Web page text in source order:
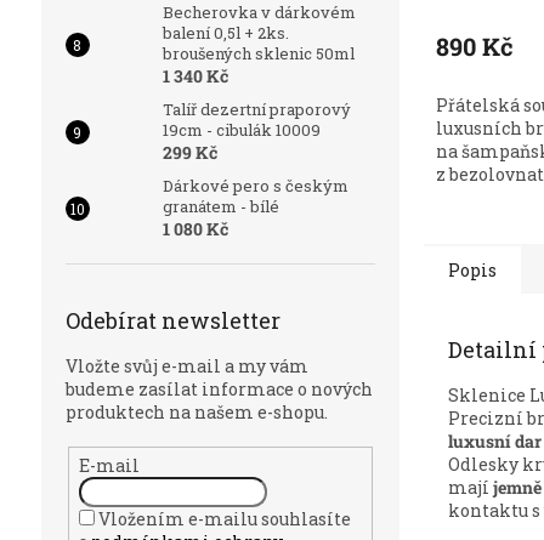
Becherovka v dárkovém
balení 0,5l + 2ks.
broušených sklenic 50ml
1 340 Kč
Talíř dezertní praporový
19cm - cibulák 10009
299 Kč
Dárkové pero s českým
granátem - bílé
1 080 Kč
Odebírat newsletter
Vložte svůj e-mail a my vám
budeme zasílat informace o nových
produktech na našem e-shopu.
E-mail
Vložením e-mailu souhlasíte
890 Kč
Přátelská
luxusních
na
z
Popis
Detailní
Sklenice
Precizní
luxusní dar
Odlesky
mají
kontaktu s